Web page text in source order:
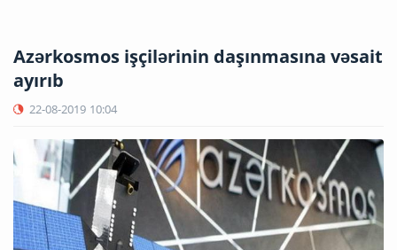
Azərkosmos işçilərinin daşınmasına vəsait
ayırıb
22-08-2019 10:04